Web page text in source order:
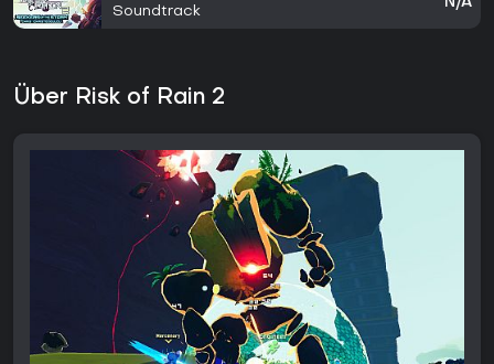
Soundtrack
N/A
Über Risk of Rain 2